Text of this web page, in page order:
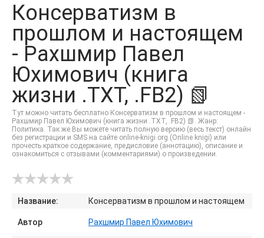
ЗАКЛАДКИ
Консерватизм в
прошлом и настоящем
- Рахшмир Павел
Юхимович (книга
жизни .TXT, .FB2) 📗
Тут можно читать бесплатно Консерватизм в прошлом и настоящем -
Рахшмир Павел Юхимович (книга жизни .TXT, .FB2) 📗. Жанр:
Политика. Так же Вы можете читать полную версию (весь текст) онлайн
без регистрации и SMS на сайте online-knigi.org (Online knigi) или
прочесть краткое содержание, предисловие (аннотацию), описание и
ознакомиться с отзывами (комментариями) о произведении.
Название: Консерватизм в прошлом и настоящем
Автор Рахшмир Павел Юхимович